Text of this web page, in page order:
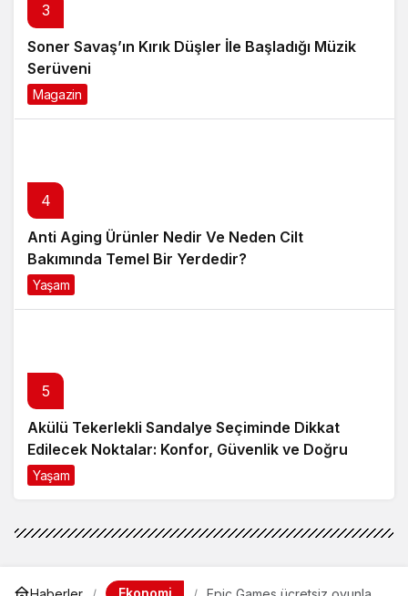
3
Soner Savaş’ın Kırık Düşler İle Başladığı Müzik
Serüveni
Magazin
4
Anti Aging Ürünler Nedir Ve Neden Cilt
Bakımında Temel Bir Yerdedir?
Yaşam
5
Akülü Tekerlekli Sandalye Seçiminde Dikkat
Edilecek Noktalar: Konfor, Güvenlik ve Doğru
Model Tercihi
Yaşam
Ekonomi